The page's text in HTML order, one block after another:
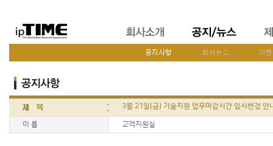
3월 21일(금) 기술지원 업무마감시간 임시변경 안
이 름 고객지원실